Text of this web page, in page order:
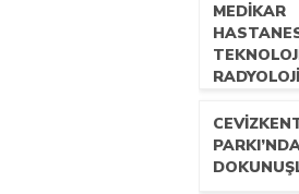
MEDİKAR
HİZMETE